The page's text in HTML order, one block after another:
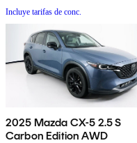
Incluye tarifas de conc.
2025 Mazda CX-5 2.5 S
Carbon Edition AWD